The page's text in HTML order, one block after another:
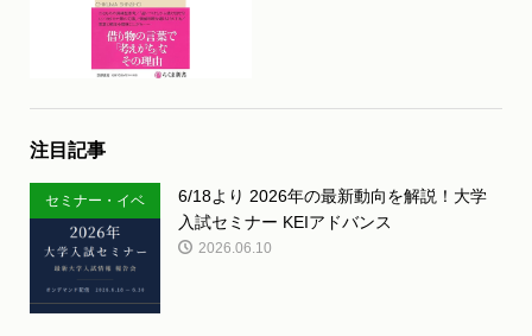
注目記事
セミナー・イベ
ント
6/18より 2026年の最新動向を解説！大学
入試セミナー KEIアドバンス
2026.06.10